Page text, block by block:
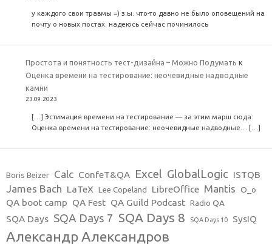
у каждого свои травмы =) з.ы. что-то давно не было оповещений на
почту о новых постах. надеюсь сейчас починилось
Простота и понятность тест-дизайна – Можно Подумать к
Оценка времени на тестирование: неочевидные надводные
камни
23.09.2023
[…] Эстимация времени на тестирование — за этим марш сюда:
Оценка времени на тестирование: неочевидные надводные… […]
Boris Beizer Calc ConfeT&QA Excel GlobalLogic ISTQB
James Bach LaTeX Lee Copeland LibreOffice Mantis O_o
QA boot camp QA Fest QA Guild Podcast Radio QA
SQA Days SQA Days 7 SQA Days 8 SQA Days 10 SysIQ
Александр Александров